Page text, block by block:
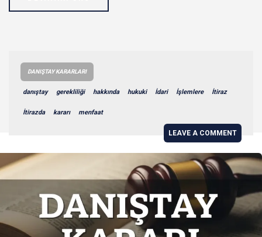
DANIŞTAY KARARLARI
danıştay gerekliliği hakkında hukuki İdari İşlemlere İtiraz
İtirazda kararı menfaat
LEAVE A COMMENT